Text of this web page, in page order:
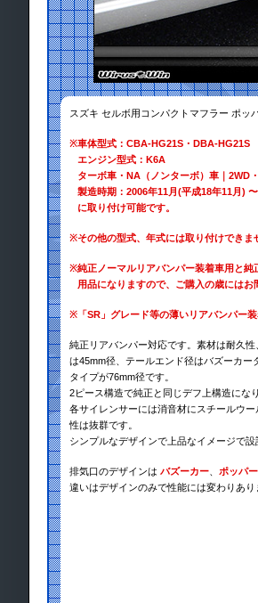
スズキ セルボ用コンパクトマフラー ポッ
※車体型式：CBA-HG21S・DBA-HG21S
エンジン型式：K6A
ターボ車・NA（ノンターボ）車｜2WD
製造時期：2006年11月(平成18年11月)
に取り付け可能です。
※その他の型式、年式には取り付けできま
※純正ノーマルリアバンパー装着車用と
用品になりますので、ご購入の歳には
※ 「SR」グレード等の薄いリアバンパー
純正リアバンパー対応です。素材は耐久
は45mm径、テールエンド径はバズーカ
タイプが76mm径です。
2ピース構造で純正と同じデフ上構造にな
各サイレンサーには消音材にスチールウ
性は抜群です。
シンプルなデザインで上品なイメージで
排気口のデザインは バズーカー
ポッパー
違いはデザインのみで性能には変わりあ